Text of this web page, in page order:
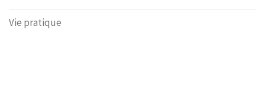
Vie pratique